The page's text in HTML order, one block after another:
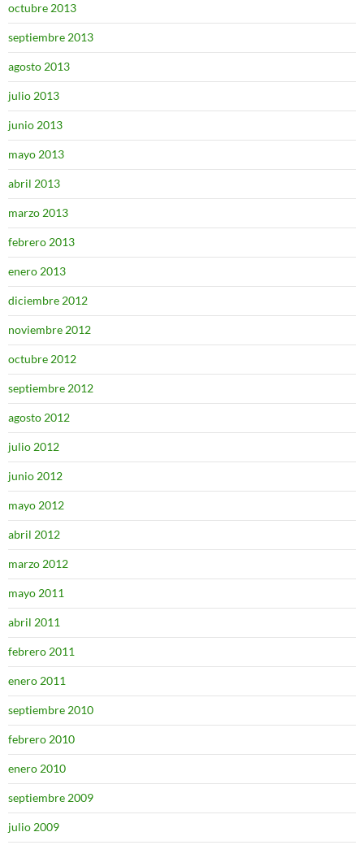
octubre 2013
septiembre 2013
agosto 2013
julio 2013
junio 2013
mayo 2013
abril 2013
marzo 2013
febrero 2013
enero 2013
diciembre 2012
noviembre 2012
octubre 2012
septiembre 2012
agosto 2012
julio 2012
junio 2012
mayo 2012
abril 2012
marzo 2012
mayo 2011
abril 2011
febrero 2011
enero 2011
septiembre 2010
febrero 2010
enero 2010
septiembre 2009
julio 2009